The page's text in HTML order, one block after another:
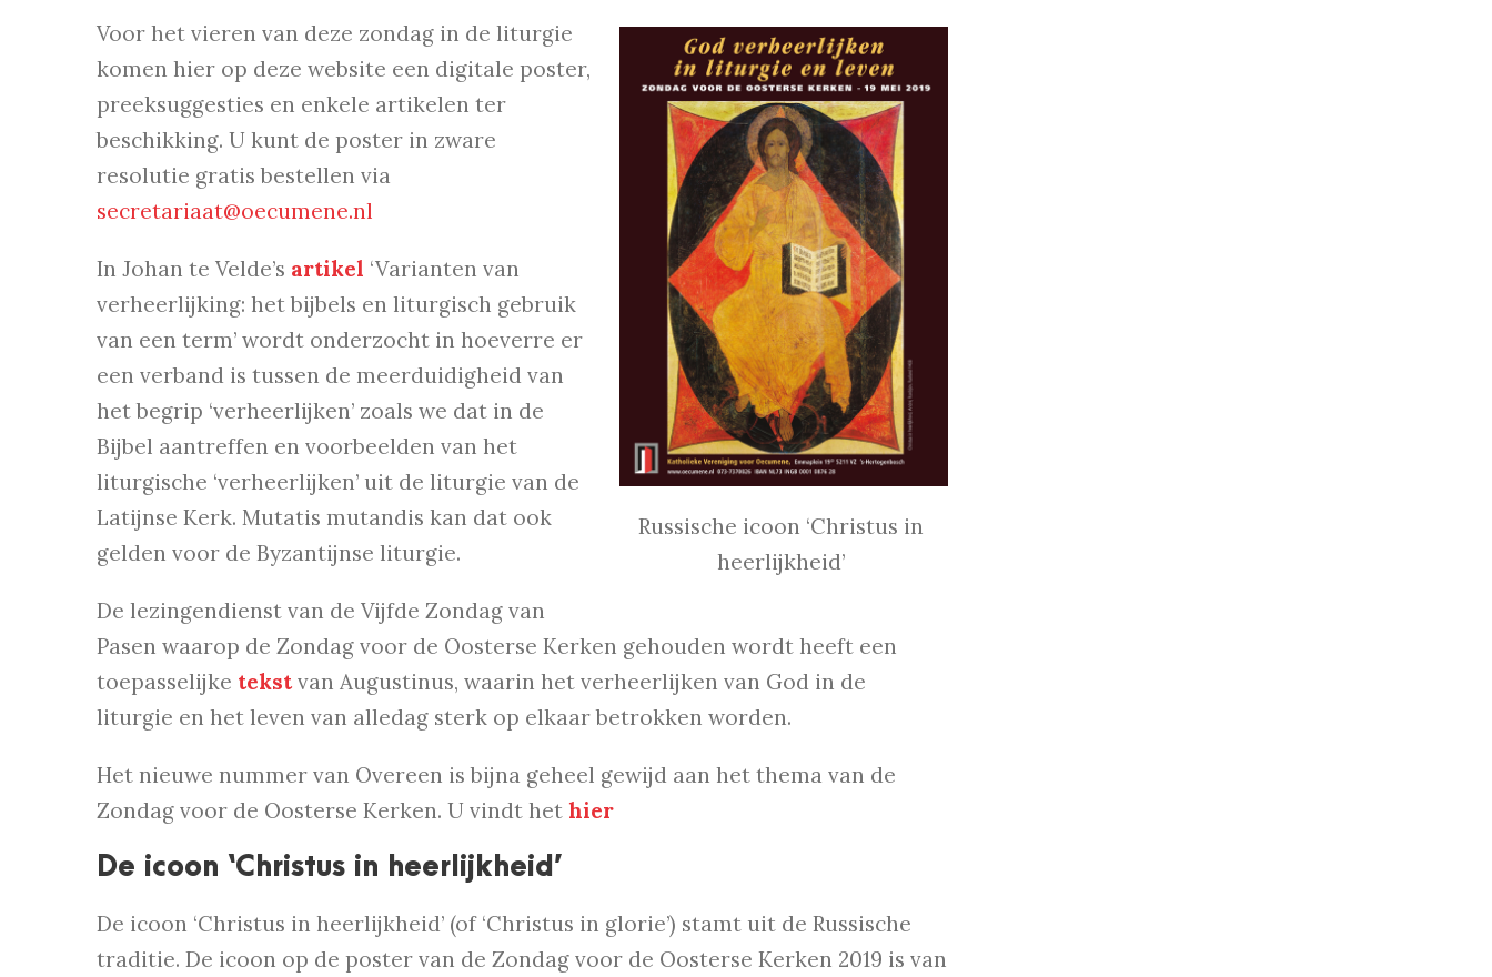
Russische icoon ‘Christus in
heerlijkheid’
Voor het vieren van deze zondag in de liturgie
komen hier op deze website een digitale poster,
preeksuggesties en enkele artikelen ter
beschikking. U kunt de poster in zware
resolutie gratis bestellen via
secretariaat@oecumene.nl
In Johan te Velde’s artikel ‘Varianten van
verheerlijking: het bijbels en liturgisch gebruik
van een term’ wordt onderzocht in hoeverre er
een verband is tussen de meerduidigheid van
het begrip ‘verheerlijken’ zoals we dat in de
Bijbel aantreffen en voorbeelden van het
liturgische ‘verheerlijken’ uit de liturgie van de
Latijnse Kerk. Mutatis mutandis kan dat ook
gelden voor de Byzantijnse liturgie.
De lezingendienst van de Vijfde Zondag van
Pasen waarop de Zondag voor de Oosterse Kerken gehouden wordt heeft een
toepasselijke tekst van Augustinus, waarin het verheerlijken van God in de
liturgie en het leven van alledag sterk op elkaar betrokken worden.
Het nieuwe nummer van Overeen is bijna geheel gewijd aan het thema van de
Zondag voor de Oosterse Kerken. U vindt het hier
De icoon ‘Christus in heerlijkheid’
De icoon ‘Christus in heerlijkheid’ (of ‘Christus in glorie’) stamt uit de Russische
traditie. De icoon op de poster van de Zondag voor de Oosterse Kerken 2019 is van